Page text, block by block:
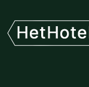
naar
inhoud